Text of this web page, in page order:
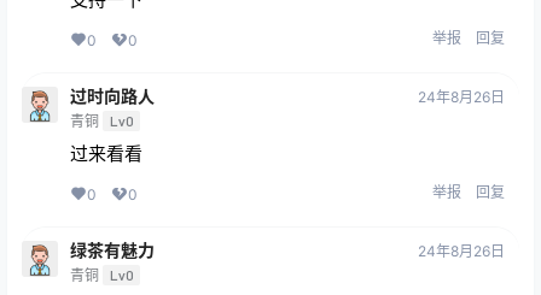
0 0 举报 回复
过时向路人
青铜 Lv0
24年8月26日
过来看看
0 0 举报 回复
绿茶有魅力
青铜 Lv0
24年8月26日